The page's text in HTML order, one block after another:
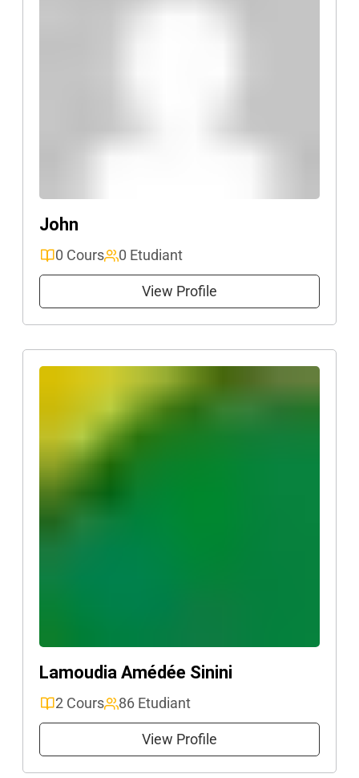
John
0 Cours 0 Etudiant
View Profile
Lamoudia Amédée Sinini
2 Cours 86 Etudiant
View Profile